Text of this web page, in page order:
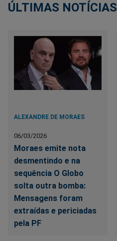
ÚLTIMAS NOTÍCIAS
ALEXANDRE DE MORAES
06/03/2026
Moraes emite nota
desmentindo e na
sequência O Globo
solta outra bomba:
Mensagens foram
extraídas e periciadas
pela PF